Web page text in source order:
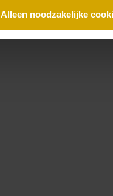
Alleen noodzakelijke